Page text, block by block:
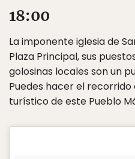
18:00
La imponente iglesia de
Plaza Principal, sus
golosinas locales son un
Puedes hacer el recorrido
turístico de este Pueblo